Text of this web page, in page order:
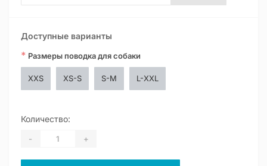
Доступные варианты
* Размеры поводка для собаки
XXS XS-S S-M L-XXL
Количество:
- +